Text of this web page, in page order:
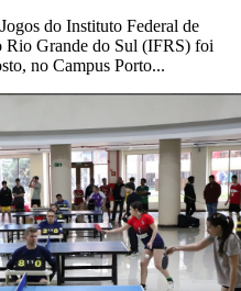
do Instituto Federal de
Rio Grande do Sul (IFRS) foi
no Campus Porto...